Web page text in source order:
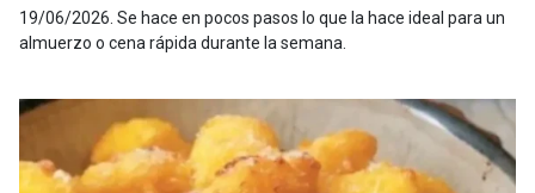
19/06/2026 Se hace en pocos pasos lo que la hace ideal para un
almuerzo o cena rápida durante la semana.